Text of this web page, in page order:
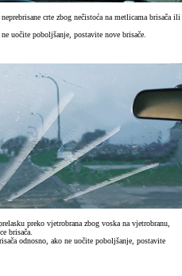
crte zbog nečistoća na metlicama brisača ili
uočite poboljšanje, postavite nove brisače.
preko vjetrobrana zbog voska na vjetrobranu,
brisača.
odnosno, ako ne uočite poboljšanje, postavite